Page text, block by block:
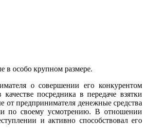
особо крупном размере.
о совершении его конкурентом
посредника в передаче взятки
предпринимателя денежные средства
по своему усмотрению. В отношении
и активно способствовал его